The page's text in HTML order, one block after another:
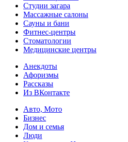
Студии загара
Массажные салоны
Сауны и бани
Фитнес-центры
Стоматологии
Медицинские центры
Анекдоты
Афоризмы
Рассказы
Из ВКонтакте
Авто, Мото
Бизнес
Дом и семья
Люди